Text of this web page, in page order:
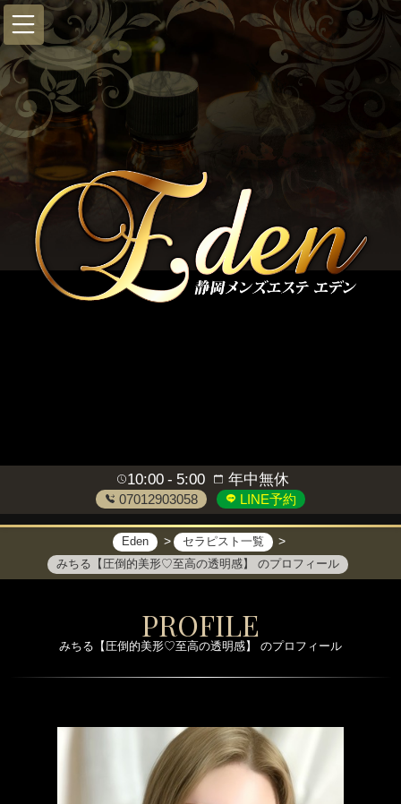
10:00 5:00 年中無休
07012903058 LINE予約
Eden
セラピスト一覧
みちる【圧倒的美形♡至高の透明感】 のプロフィール
PROFILE
みちる【圧倒的美形♡至高の透明感】 のプロフィール